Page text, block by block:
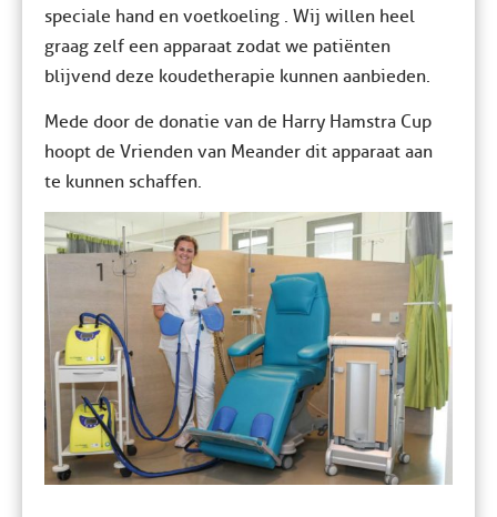
speciale hand en voetkoeling . Wij willen heel
graag zelf een apparaat zodat we patiënten
blijvend deze koudetherapie kunnen aanbieden.
Mede door de donatie van de Harry Hamstra Cup
hoopt de Vrienden van Meander dit apparaat aan
te kunnen schaffen.